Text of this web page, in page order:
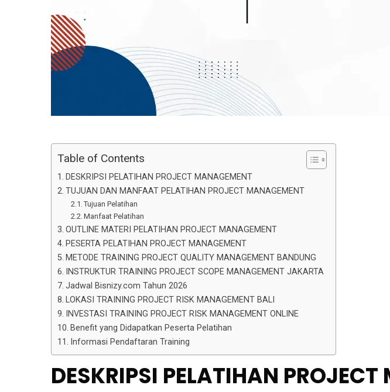
Table of Contents
DESKRIPSI PELATIHAN PROJECT MANAGEMENT
TUJUAN DAN MANFAAT PELATIHAN PROJECT MANAGEMENT
Tujuan Pelatihan
Manfaat Pelatihan
OUTLINE MATERI PELATIHAN PROJECT MANAGEMENT
PESERTA PELATIHAN PROJECT MANAGEMENT
METODE TRAINING PROJECT QUALITY MANAGEMENT BANDUNG
INSTRUKTUR TRAINING PROJECT SCOPE MANAGEMENT JAKARTA
Jadwal Bisnizy.com Tahun 2026
LOKASI TRAINING PROJECT RISK MANAGEMENT BALI
INVESTASI TRAINING PROJECT RISK MANAGEMENT ONLINE
Benefit yang Didapatkan Peserta Pelatihan
Informasi Pendaftaran Training
DESKRIPSI PELATIHAN